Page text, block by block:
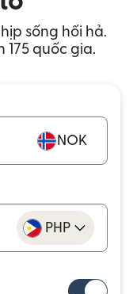
sống hối hả.
175 quốc gia.
NOK
PHP